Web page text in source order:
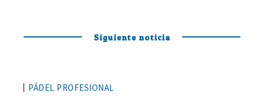
Siguiente noticia
PÁDEL PROFESIONAL